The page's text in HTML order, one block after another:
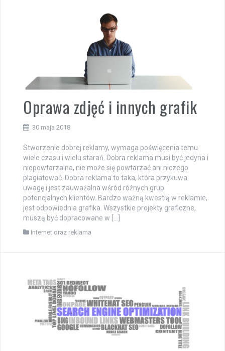
Oprawa zdjęć i innych grafik
30 maja 2018
Stworzenie dobrej reklamy, wymaga poświęcenia temu
wiele czasu i wielu starań. Dobra reklama musi być jedyna i
niepowtarzalna, nie może się powtarzać ani niczego
plagiatować. Dobra reklama to taka, która przykuwa
uwagę i jest zauważalna wśród różnych grup
potencjalnych klientów. Bardzo ważną kwestią w reklamie,
jest odpowiednia grafika. Wszystkie projekty graficzne,
muszą być dopracowane w […]
Internet oraz reklama